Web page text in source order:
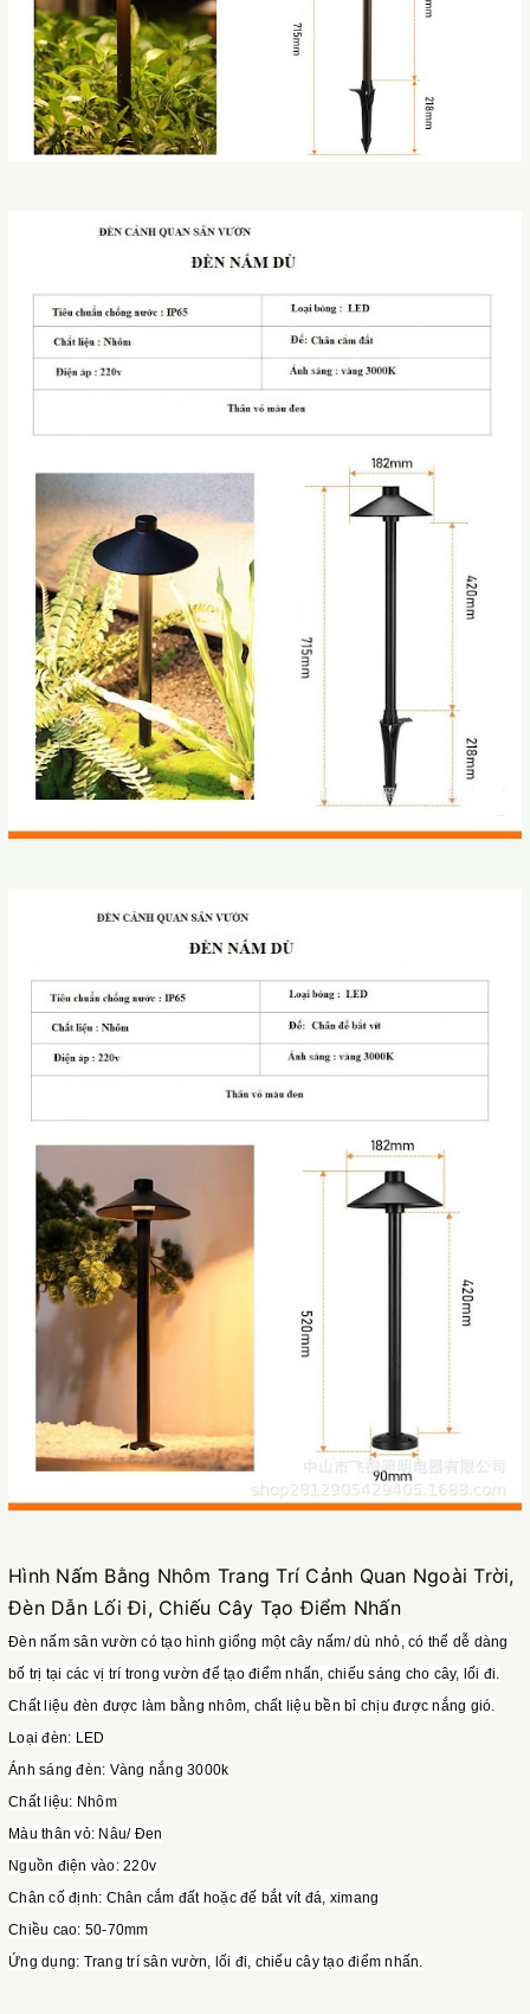
Hình Nấm Bằng Nhôm Trang Trí Cảnh Quan Ngoài Trời,
Đèn Dẫn Lối Đi, Chiếu Cây Tạo Điểm Nhấn
Đèn nấm sân vườn có tạo hình giống một cây nấm/ dù nhỏ, có thể dễ dàng
bố trị tại các vị trí trong vườn để tạo điểm nhấn, chiếu sáng cho cây, lối đi.
Chất liệu đèn được làm bằng nhôm, chất liệu bền bỉ chịu được nắng gió.
Loại đèn: LED
Ánh sáng đèn: Vàng nắng 3000k
Chất liệu: Nhôm
Màu thân vỏ: Nâu/ Đen
Nguồn điện vào: 220v
Chân cố định: Chân cắm đất hoặc đế bắt vít đá, ximang
Chiều cao: 50-70mm
Ứng dụng: Trang trí sân vườn, lối đi, chiếu cây tạo điểm nhấn.